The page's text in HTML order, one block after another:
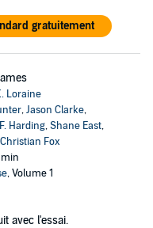
gratuitement
Loraine
,Jason Clarke,
Harding,Shane East,
Christian Fox
min
, Volume 1
avec l'essai.